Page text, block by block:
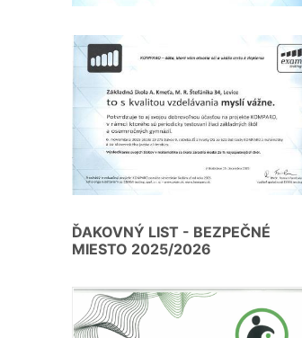
ĎAKOVNÝ LIST - BEZPEČNÉ
MIESTO 2025/2026